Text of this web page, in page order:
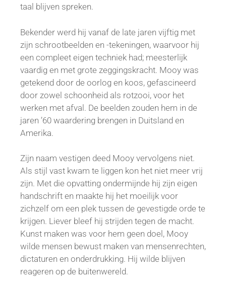
taal blijven spreken.
Bekender werd hij vanaf de late jaren vijftig met
zijn schrootbeelden en -tekeningen, waarvoor hij
een compleet eigen techniek had; meesterlijk
vaardig en met grote zeggingskracht. Mooy was
getekend door de oorlog en koos, gefascineerd
door zowel schoonheid als rotzooi, voor het
werken met afval. De beelden zouden hem in de
jaren ’60 waardering brengen in Duitsland en
Amerika.
Zijn naam vestigen deed Mooy vervolgens niet.
Als stijl vast kwam te liggen kon het niet meer vrij
zijn. Met die opvatting ondermijnde hij zijn eigen
handschrift en maakte hij het moeilijk voor
zichzelf om een plek tussen de gevestigde orde te
krijgen. Liever bleef hij strijden tegen de macht.
Kunst maken was voor hem geen doel, Mooy
wilde mensen bewust maken van mensenrechten,
dictaturen en onderdrukking. Hij wilde blijven
reageren op de buitenwereld.